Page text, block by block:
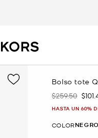
Bolso tote
Era
$259.50
HASTA UN 60%
COLOR